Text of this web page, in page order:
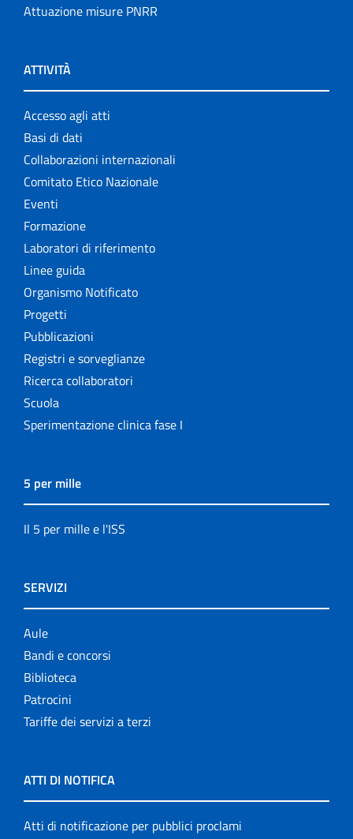
Attuazione misure PNRR
ATTIVITÀ
Accesso agli atti
Basi di dati
Collaborazioni internazionali
Comitato Etico Nazionale
Eventi
Formazione
Laboratori di riferimento
Linee guida
Organismo Notificato
Progetti
Pubblicazioni
Registri e sorveglianze
Ricerca collaboratori
Scuola
Sperimentazione clinica fase I
5 per mille
Il 5 per mille e l'ISS
SERVIZI
Aule
Bandi e concorsi
Biblioteca
Patrocini
Tariffe dei servizi a terzi
ATTI DI NOTIFICA
Atti di notificazione per pubblici proclami